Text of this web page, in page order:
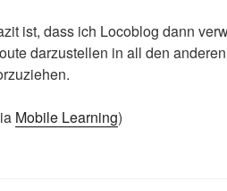
ist, dass ich Locoblog dann
darzustellen in all den
Mobile Learning)